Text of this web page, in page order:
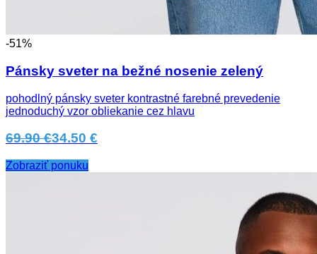
-51%
Pánsky sveter na bežné nosenie zelený
pohodlný pánsky sveter kontrastné farebné prevedenie
jednoduchý vzor obliekanie cez hlavu
69.90 €34.50 €
Zobraziť ponuku